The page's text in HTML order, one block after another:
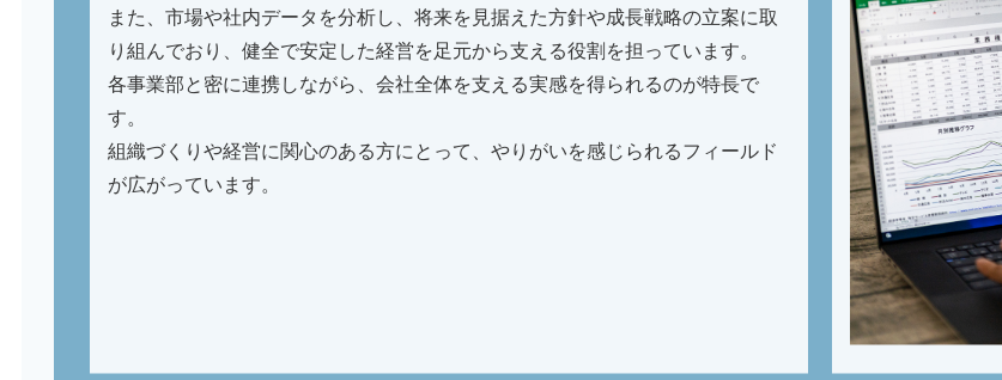
また、市場や社内データを分析し、将来を見据えた方針や成長戦略の立案に取
り組んでおり、健全で安定した経営を足元から支える役割を担っています。
各事業部と密に連携しながら、会社全体を支える実感を得られるのが特長で
す。
組織づくりや経営に関心のある方にとって、やりがいを感じられるフィールド
が広がっています。